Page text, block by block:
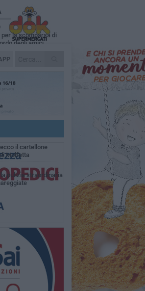
la scomparsa di
degli amici
a bordo di un
molfettese
il nuovo Consiglio di
il cartellone
Molfetta
pulizia straordinaria